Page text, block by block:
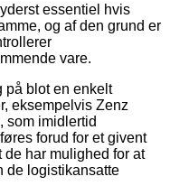
essentiel hvis
og af den grund er
vare.
på blot en enkelt
eksempelvis Zenz
som imidlertid
forud for et givent
har mulighed for at
de logistikansatte